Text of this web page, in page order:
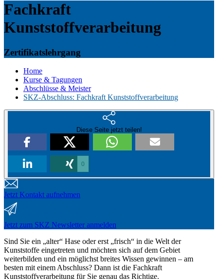
Fachkraft
Kunststoffverarbeitung
Zertifikatslehrgang
Home
Kurse & Tagungen
Abschlüsse & Meister
SKZ-Abschluss: Fachkraft Kunststoffverarbeitung
Diese Seite jetzt teilen!
0
Jetzt Kontakt aufnehmen
Jetzt zum SKZ Newsletter anmelden
Sind Sie ein „alter“ Hase oder erst „frisch“ in die Welt der
Kunststoffe eingetreten und möchten sich auf dem Gebiet
weiterbilden und ein möglichst breites Wissen gewinnen – am
besten mit einem Abschluss? Dann ist die Fachkraft
Kunststoffverarbeitung für Sie genau das Richtige.